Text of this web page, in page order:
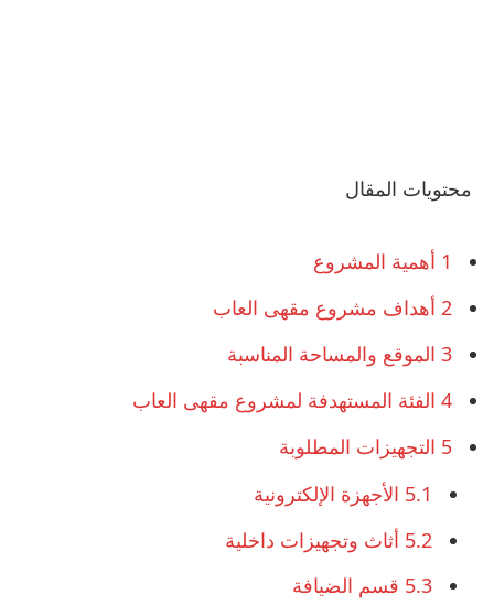
محتويات المقال
1 أهمية المشروع
2 أهداف مشروع مقهى العاب
3 الموقع والمساحة المناسبة
4 الفئة المستهدفة لمشروع مقهى العاب
5 التجهيزات المطلوبة
5.1 الأجهزة الإلكترونية
5.2 أثاث وتجهيزات داخلية
5.3 قسم الضيافة